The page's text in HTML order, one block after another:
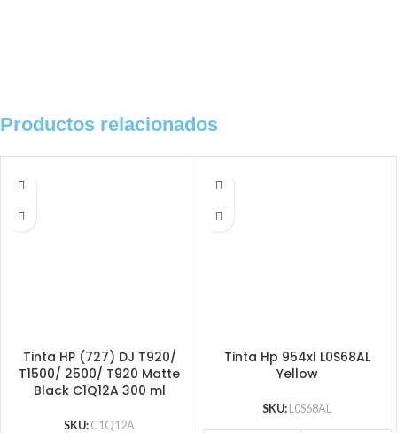
Productos relacionados
Tinta HP (727) DJ T920/
T1500/ 2500/ T920 Matte
Black C1Q12A 300 ml
SKU: C1Q12A
Tinta Hp 954xl L0S68AL
Yellow
SKU: L0S68AL